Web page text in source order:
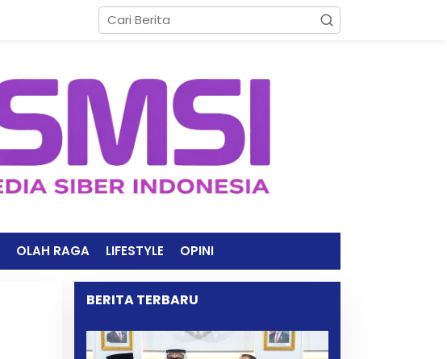
OLAH RAGA LIFESTYLE OPINI
BERITA TERBARU